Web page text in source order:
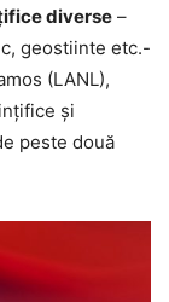
diverse –
geostiinte etc.-
(LANL),
şi
peste două